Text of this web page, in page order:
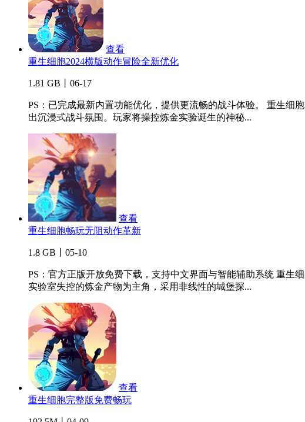
查看
重生细胞2024横版动作冒险全新优化
1.81 GB丨06-17
PS：已完成最新内置功能优化，提供更流畅的战斗体验。 重生细
出沉浸式战斗氛围。玩家将操控炼金实验诞生的神秘...
查看
重生细胞畅玩无阻动作革新
1.8 GB丨05-10
PS：官方正版开放免费下载，支持中文界面与智能辅助系统 重生
实验室失控的炼金产物为主角，采用非线性的城堡探...
查看
重生细胞完整版免费畅玩